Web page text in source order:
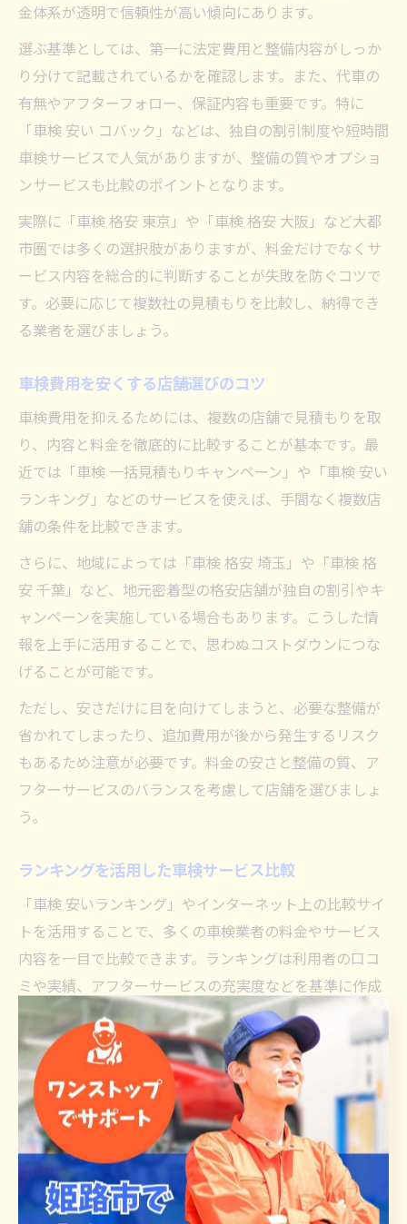
金体系が透明で信頼性が高い傾向にあります。
選ぶ基準としては、第一に法定費用と整備内容がしっか
り分けて記載されているかを確認します。また、代車の
有無やアフターフォロー、保証内容も重要です。特に
「車検 安い コバック」などは、独自の割引制度や短時間
車検サービスで人気がありますが、整備の質やオプショ
ンサービスも比較のポイントとなります。
実際に「車検 格安 東京」や「車検 格安 大阪」など大都
市圏では多くの選択肢がありますが、料金だけでなくサ
ービス内容を総合的に判断することが失敗を防ぐコツで
す。必要に応じて複数社の見積もりを比較し、納得でき
る業者を選びましょう。
車検費用を安くする店舗選びのコツ
車検費用を抑えるためには、複数の店舗で見積もりを取
り、内容と料金を徹底的に比較することが基本です。最
近では「車検 一括見積もりキャンペーン」や「車検 安い
ランキング」などのサービスを使えば、手間なく複数店
舗の条件を比較できます。
さらに、地域によっては「車検 格安 埼玉」や「車検 格
安 千葉」など、地元密着型の格安店舗が独自の割引やキ
ャンペーンを実施している場合もあります。こうした情
報を上手に活用することで、思わぬコストダウンにつな
げることが可能です。
ただし、安さだけに目を向けてしまうと、必要な整備が
省かれてしまったり、追加費用が後から発生するリスク
もあるため注意が必要です。料金の安さと整備の質、ア
フターサービスのバランスを考慮して店舗を選びましょ
う。
ランキングを活用した車検サービス比較
「車検 安いランキング」やインターネット上の比較サイ
トを活用することで、多くの車検業者の料金やサービス
内容を一目で比較できます。ランキングは利用者の口コ
ミや実績、アフターサービスの充実度などを基準に作成
されていることが多く、初めて車検を受ける方にも参考
になります。
例えば「車検 安い 近く」や「車検 格安 福岡」など、地
域ごとのランキングをチェックすることで、自分の生活
圏内で最適な業者を見つけやすくなります。特に「オー
トバックス」や「コバック」などの大手チェーンは、全
国展開しているためランキング上位に入ることも多いで
すが、地域の中小業者にもコストパフォーマンスが高い